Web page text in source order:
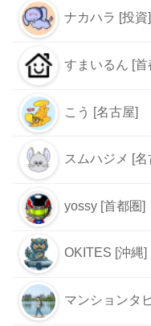
ナカハラ [投資]
すまいるん [首
こう [名古屋]
スムハジメ [名
yossy [首都圏]
OKITES [沖縄]
マンションタ